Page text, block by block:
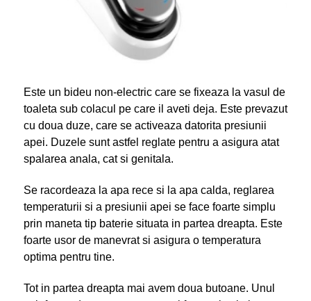
Este un bideu non-electric care se fixeaza la vasul de
toaleta sub colacul pe care il aveti deja. Este prevazut
cu doua duze, care se activeaza datorita presiunii
apei. Duzele sunt astfel reglate pentru a asigura atat
spalarea anala, cat si genitala.
Se racordeaza la apa rece si la apa calda, reglarea
temperaturii si a presiunii apei se face foarte simplu
prin maneta tip baterie situata in partea dreapta. Este
foarte usor de manevrat si asigura o temperatura
optima pentru tine.
Tot in partea dreapta mai avem doua butoane. Unul